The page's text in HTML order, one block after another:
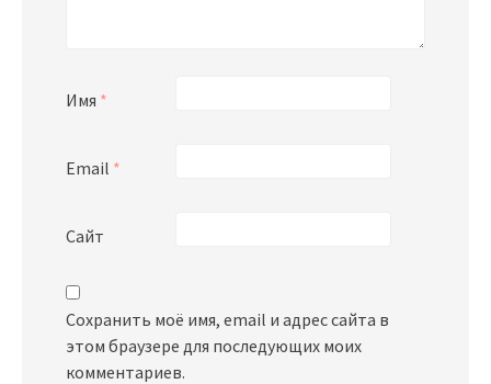
Имя *
Email *
Сайт
Сохранить моё имя, email и адрес сайта в
этом браузере для последующих моих
комментариев.